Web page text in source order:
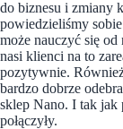
do biznesu i zmiany
powiedzieliśmy
może nauczyć się
nasi klienci na to
pozytywnie.
bardzo dobrze
sklep Nano. I tak jak
połączyły.